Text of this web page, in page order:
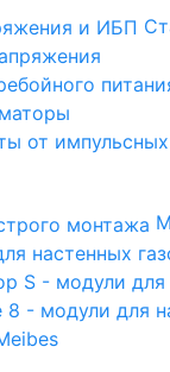
от
настенных
S - модули
8 - модули для